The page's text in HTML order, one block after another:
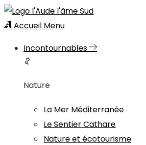
Accueil Menu
Incontournables
Nature
La Mer Méditerranée
Le Sentier Cathare
Nature et écotourisme